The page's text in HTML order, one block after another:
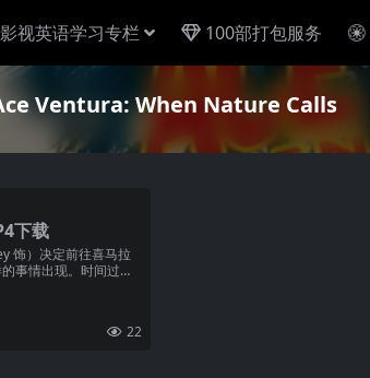
影视英语学习专栏 100部打包服务
Ventura: When Nature Calls
下载
饰）决定前往喜马拉
事情出现。时间过得
22